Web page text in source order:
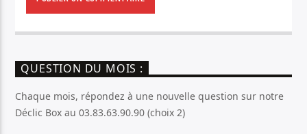
QUESTION DU MOIS :
Chaque mois, répondez à une nouvelle question sur notre
Déclic Box au 03.83.63.90.90 (choix 2)